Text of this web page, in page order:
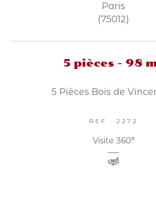
Paris
(75012)
5 pièces - 98
5 Pièces Bois de
REF : 2272
Visite 360°